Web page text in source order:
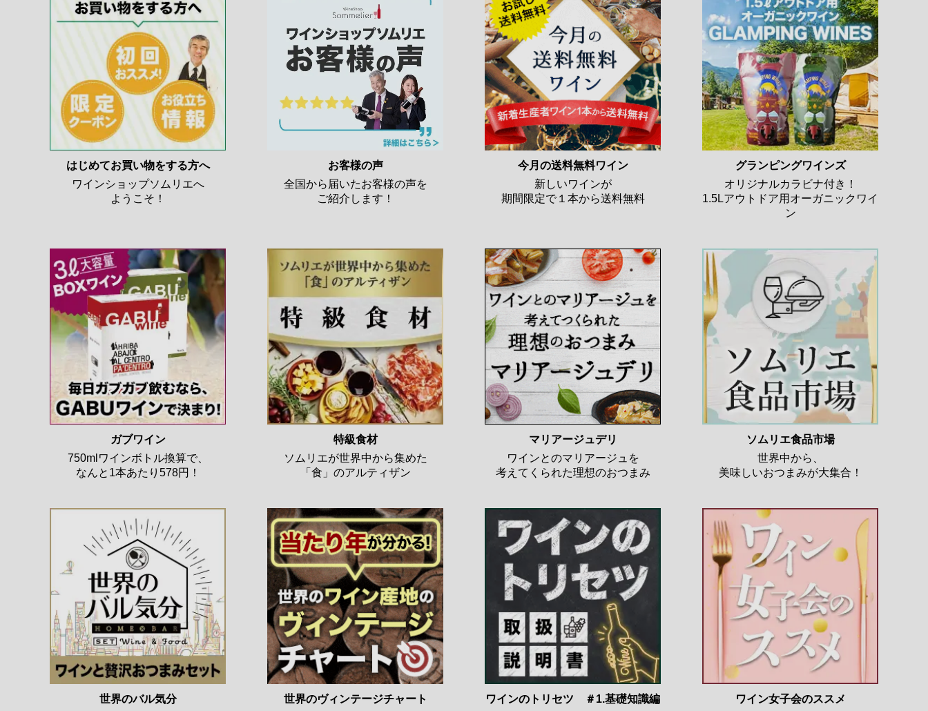
はじめてお買い物をする方へ
ワインショップソムリエへ
ようこそ！
お客様の声
全国から届いたお客様の声を
ご紹介します！
今月の送料無料ワイン
新しいワインが
期間限定で１本から送料無料
グランピングワインズ
オリジナルカラビナ付き！
1.5Lアウトドア用オーガニックワイ
ン
ガブワイン
750mlワインボトル換算で、
なんと1本あたり578円！
特級食材
ソムリエが世界中から集めた
「食」のアルティザン
マリアージュデリ
ワインとのマリアージュを
考えてくられた理想のおつまみ
ソムリエ食品市場
世界中から、
美味しいおつまみが大集合！
世界のバル気分
世界のヴィンテージチャート
ワインのトリセツ ＃1.基礎知識編
ワイン女子会のススメ